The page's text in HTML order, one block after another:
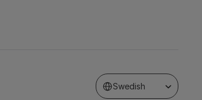
Select Language
Swedish